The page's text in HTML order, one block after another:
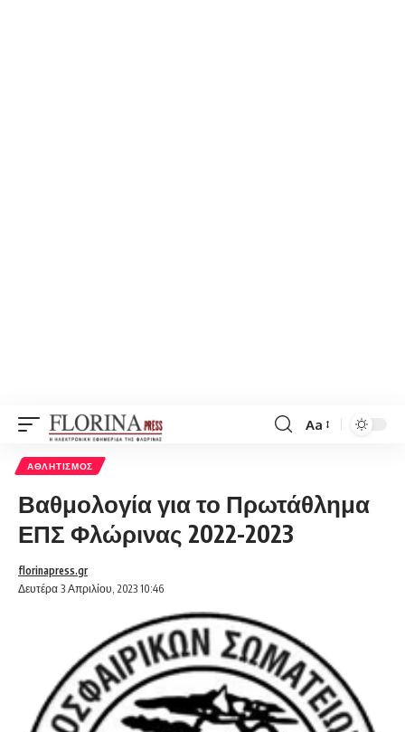
Font
Aa
ΑΘΛΗΤΙΣΜΌΣ
Βαθμολογία για το Πρωτάθλημα
ΕΠΣ Φλώρινας 2022-2023
Δευτέρα 3 Απριλίου, 2023 10:46
florinapress.gr